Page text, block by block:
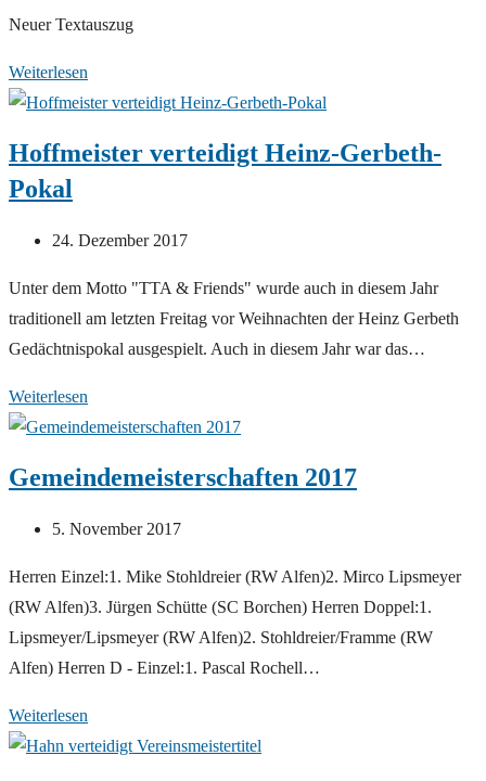
Neuer Textauszug
Weiterlesen
Mannschaft
Nicht-
Hoffmeister verteidigt Heinz-Gerbeth-
Pokal
Beitrag
24. Dezember 2017
Unter dem Motto "TTA & Friends" wurde auch in diesem Jahr
traditionell am letzten Freitag vor Weihnachten der Heinz Gerbeth
Gedächtnispokal ausgespielt. Auch in diesem Jahr war das…
Weiterlesen
verteidigt
Gerbeth-
Gemeindemeisterschaften 2017
Beitrag
5. November 2017
Herren Einzel:1. Mike Stohldreier (RW Alfen)2. Mirco Lipsmeyer
(RW Alfen)3. Jürgen Schütte (SC Borchen) Herren Doppel:1.
Lipsmeyer/Lipsmeyer (RW Alfen)2. Stohldreier/Framme (RW
Alfen) Herren D - Einzel:1. Pascal Rochell…
Weiterlesen
2017